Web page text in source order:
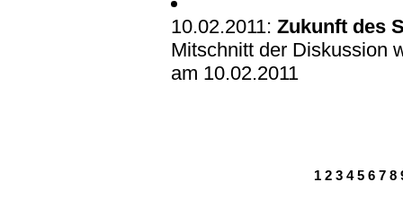
10.02.2011: Zukunft des
Mitschnitt der Diskussion
am 10.02.2011
1 2 3 4 5 6 7 8